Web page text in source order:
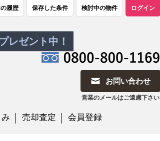
履歴 保存した条件 検討中の物件 ログイン
レゼント中！
お問い合わせ
営業のメールはご遠慮下さい
売却査定 会員登録